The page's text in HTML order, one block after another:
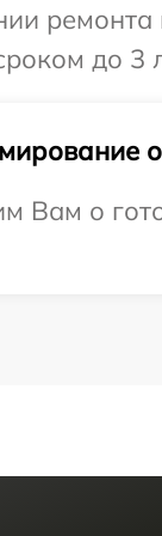
ремонта
до 3
о
Вам о